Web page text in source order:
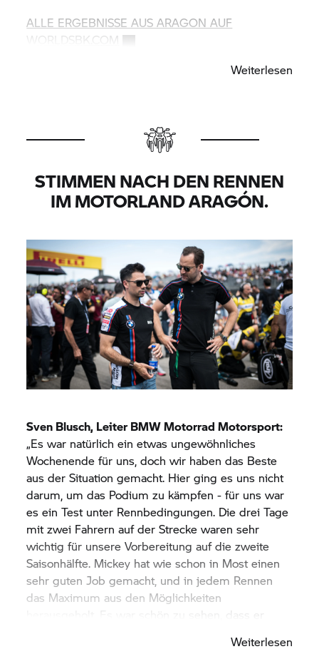
ALLE ERGEBNISSE AUS ARAGON AUF
WORLDSBK.COM
Van der Mark und Soomer sind bereits amWeiterlesen
STIMMEN NACH DEN RENNEN
IM MOTORLAND ARAGÓN.
Sven Blusch, LeiterBMW Motorrad Motorsport:
„Es war natürlich ein etwas ungewöhnliches
Wochenende für uns, doch wir haben das Beste
aus der Situation gemacht. Hier ging es uns nicht
darum, um das Podium zu kämpfen - für uns war
es ein Test unter Rennbedingungen. Die drei Tage
mit zwei Fahrern auf der Strecke waren sehr
wichtig für unsere Vorbereitung auf die zweite
Saisonhälfte. Mickey hat wie schon in Most einen
sehr guten Job gemacht, und in jedem Rennen
das Maximum aus den Möglichkeiten
herausgeholt. Es war schön zu sehen, dass er
Strecke an diesem Wochenende regelmäßigWeiterlesen